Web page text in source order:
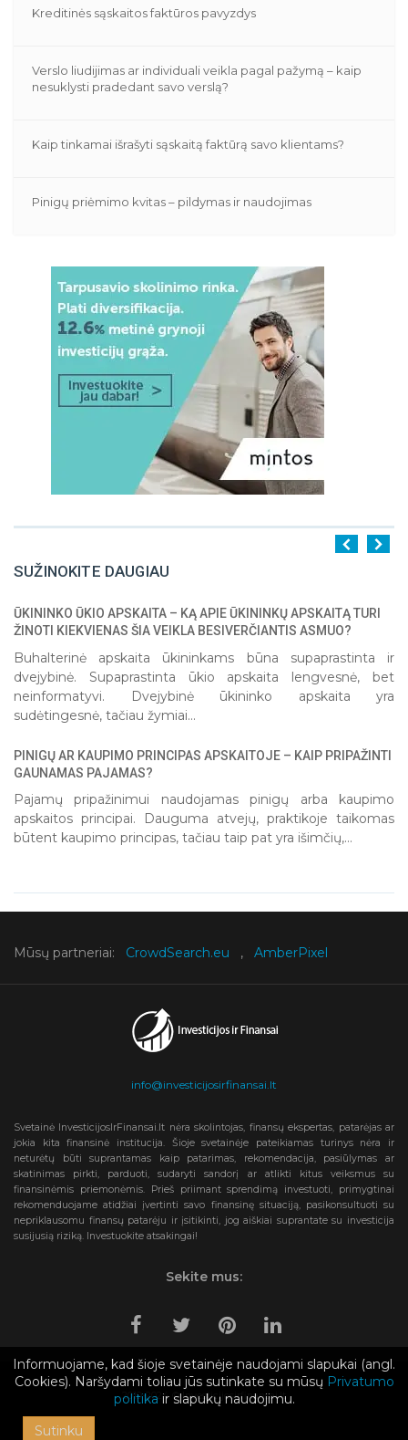
Kreditinės sąskaitos faktūros pavyzdys
Verslo liudijimas ar individuali veikla pagal pažymą – kaip
nesuklysti pradedant savo verslą?
Kaip tinkamai išrašyti sąskaitą faktūrą savo klientams?
Pinigų priėmimo kvitas – pildymas ir naudojimas
SUŽINOKITE DAUGIAU
1 2 3 4 5
ŪKININKO ŪKIO APSKAITA – KĄ APIE ŪKININKŲ APSKAITĄ TURI
ŽINOTI KIEKVIENAS ŠIA VEIKLA BESIVERČIANTIS ASMUO?
Buhalterinė apskaita ūkininkams būna supaprastinta ir
dvejybinė. Supaprastinta ūkio apskaita lengvesnė, bet
neinformatyvi. Dvejybinė ūkininko apskaita yra
sudėtingesnė, tačiau žymiai...
PINIGŲ AR KAUPIMO PRINCIPAS APSKAITOJE – KAIP PRIPAŽINTI
GAUNAMAS PAJAMAS?
Pajamų pripažinimui naudojamas pinigų arba kaupimo
apskaitos principai. Dauguma atvejų, praktikoje taikomas
būtent kaupimo principas, tačiau taip pat yra išimčių,...
Mūsų partneriai: CrowdSearch.eu , AmberPixel
info@investicijosirfinansai.lt
Svetainė InvesticijosIrFinansai.lt nėra skolintojas, finansų ekspertas, patarėjas ar
jokia kita finansinė institucija. Šioje svetainėje pateikiamas turinys nėra ir
neturėtų būti suprantamas kaip patarimas, rekomendacija, pasiūlymas ar
skatinimas pirkti, parduoti, sudaryti sandorį ar atlikti kitus veiksmus su
finansinėmis priemonėmis. Prieš priimant sprendimą investuoti, primygtinai
rekomenduojame atidžiai įvertinti savo finansinę situaciją, pasikonsultuoti su
nepriklausomu finansų patarėju ir įsitikinti, jog aiškiai suprantate su investicija
susijusią riziką. Investuokite atsakingai!
Sekite mus:
2019-2024 © Investicijosirfinansai.lt
Informuojame, kad šioje svetainėje naudojami slapukai (angl.
Cookies). Naršydami toliau jūs sutinkate su mūsų Privatumo
politika ir slapukų naudojimu.
Sutinku